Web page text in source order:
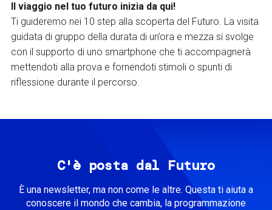
Il viaggio nel tuo futuro inizia da qui!
Ti guideremo nei 10 step alla scoperta del Futuro. La visita
guidata di gruppo della durata di un’ora e mezza si svolge
con il supporto di uno smartphone che ti accompagnerà
mettendoti alla prova e fornendoti stimoli o spunti di
riflessione durante il percorso.
C'è posta dal Futuro
È una newsletter, ma non come le altre. Questa ti aiuta a
conoscere il mondo che cambia, la programmazione